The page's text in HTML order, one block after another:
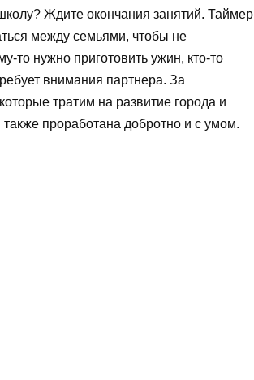
Ждите окончания занятий. Таймер
между семьями, чтобы не
то нужно приготовить ужин, кто-то
внимания партнера. За
тратим на развитие города и
проработана добротно и с умом.